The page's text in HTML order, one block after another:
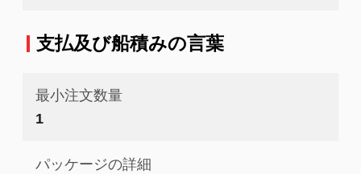
支払及び船積みの言葉
最小注文数量
1
パッケージの詳細